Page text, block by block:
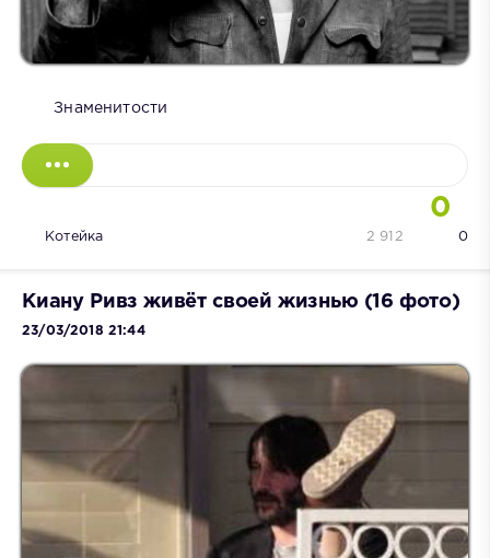
Знаменитости
0
Котейка 0
2 912
Киану Ривз живёт своей жизнью (16 фото)
23/03/2018 21:44